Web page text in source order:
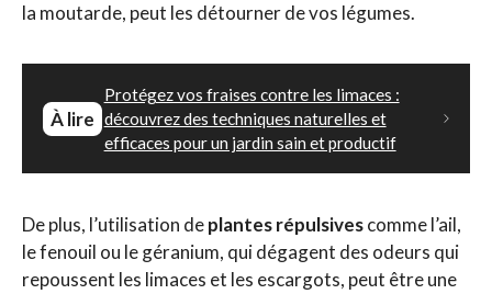
la moutarde, peut les détourner de vos légumes.
À lire
Protégez vos fraises contre les limaces :
découvrez des techniques naturelles et
efficaces pour un jardin sain et productif
De plus, l’utilisation deplantes répulsivescomme l’ail,
le fenouil ou le géranium, qui dégagent des odeurs qui
repoussent les limaces et les escargots, peut être une